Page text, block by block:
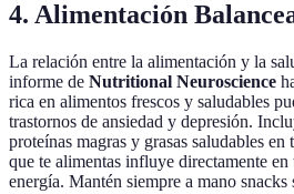
4. Alimentación
La relación entre la alimentación y la
informe de Nutritional Neuroscience
rica en alimentos frescos y saludables
trastornos de ansiedad y depresión.
proteínas magras y grasas saludables
que te alimentas influye directamente
energía. Mantén siempre a mano snacks